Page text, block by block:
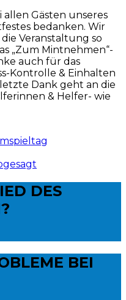
Gästen unseres
bedanken. Wir
Veranstaltung so
„Zum Mintnehmen“-
auch für das
Kontrolle & Einhalten
Dank geht an die
& Helfer- wie
DES
BEI